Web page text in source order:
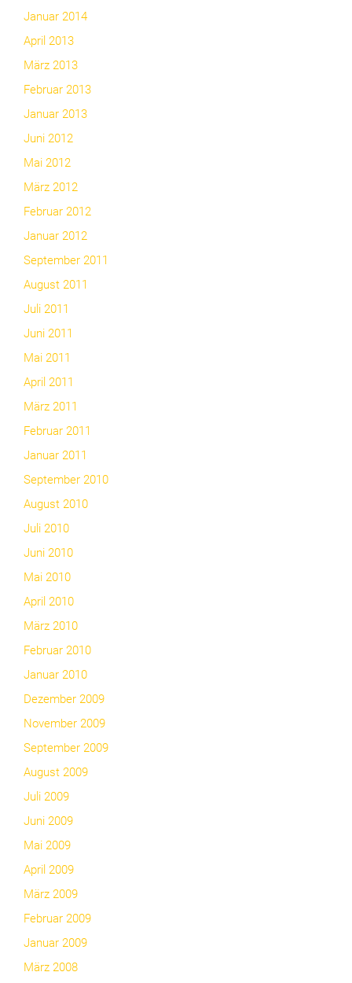
Januar 2014
April 2013
März 2013
Februar 2013
Januar 2013
Juni 2012
Mai 2012
März 2012
Februar 2012
Januar 2012
September 2011
August 2011
Juli 2011
Juni 2011
Mai 2011
April 2011
März 2011
Februar 2011
Januar 2011
September 2010
August 2010
Juli 2010
Juni 2010
Mai 2010
April 2010
März 2010
Februar 2010
Januar 2010
Dezember 2009
November 2009
September 2009
August 2009
Juli 2009
Juni 2009
Mai 2009
April 2009
März 2009
Februar 2009
Januar 2009
März 2008